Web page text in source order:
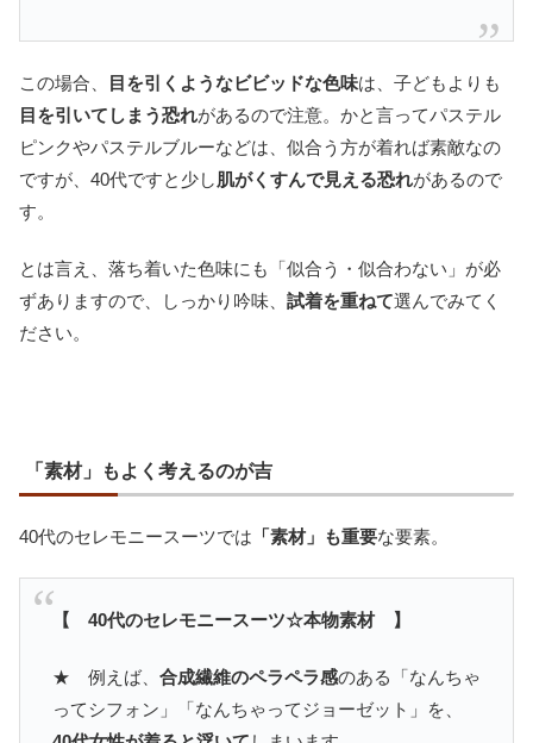
この場合、 目を引くようなビビッドな色味は、子どもよりも
目を引いてしまう恐れがあるので注意。かと言ってパステル
ピンクやパステルブルーなどは、似合う方が着れば素敵なの
ですが、40代ですと少し肌がくすんで見える恐れがあるので
す。
とは言え、落ち着いた色味にも「似合う・似合わない」が必
ずありますので、しっかり吟味、 試着を重ねて選んでみてく
ださい。
「素材」もよく考えるのが吉
40代のセレモニースーツでは 「素材」も重要な要素。
【 40代のセレモニースーツ☆本物素材 】
★ 例えば、 合成繊維のペラペラ感のある「なんちゃ
ってシフォン」「なんちゃってジョーゼット」を、